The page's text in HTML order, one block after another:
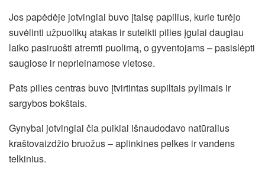
Jos papėdėje jotvingiai buvo įtaisę papilius, kurie turėjo
suvėlinti užpuolikų atakas ir suteikti pilies įgulai daugiau
laiko pasiruošti atremti puolimą, o gyventojams – pasislėpti
saugiose ir neprieinamose vietose.
Pats pilies centras buvo įtvirtintas supiltais pylimais ir
sargybos bokštais.
Gynybai jotvingiai čia puikiai išnaudodavo natūralius
kraštovaizdžio bruožus – aplinkines pelkes ir vandens
telkinius.